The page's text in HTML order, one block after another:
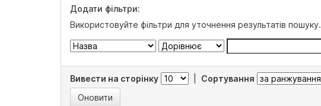
Додати фільтри:
Використовуйте фільтри для уточнення результатів пошуку.
Вивести на сторінку Сортування